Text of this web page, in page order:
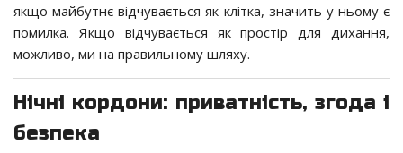
якщо майбутнє відчувається як клітка, значить у ньому є
помилка. Якщо відчувається як простір для дихання,
можливо, ми на правильному шляху.
Нічні кордони: приватність, згода і
безпека